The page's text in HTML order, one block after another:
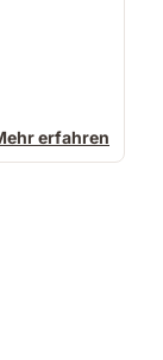
erfahren